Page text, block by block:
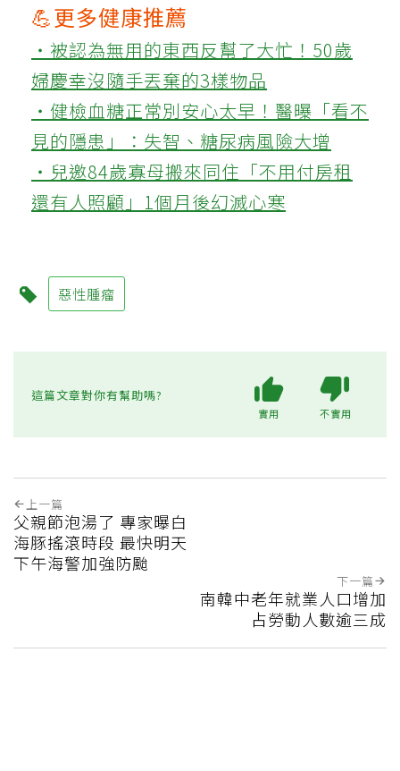
💪更多健康推薦
‧被認為無用的東西反幫了大忙！50歲
婦慶幸沒隨手丟棄的3樣物品
‧健檢血糖正常別安心太早！醫曝「看不
見的隱患」：失智、糖尿病風險大增
‧兒邀84歲寡母搬來同住「不用付房租
還有人照顧」1個月後幻滅心寒
惡性腫瘤
這篇文章對你有幫助嗎?
實用 不實用
上一篇
父親節泡湯了 專家曝白
海豚搖滾時段 最快明天
下午海警加強防颱
下一篇
南韓中老年就業人口增加
占勞動人數逾三成